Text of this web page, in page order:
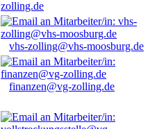
zolling.de
vhs-zolling@vhs-moosburg.de
finanzen@vg-zolling.de